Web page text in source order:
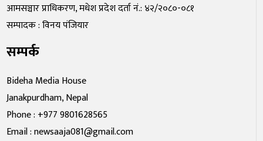
आमसञ्चार प्राधिकरण, मधेश प्रदेश दर्ता नं.: ४२/२०८०-०८१
सम्पादक : विनय पंजियार
सम्पर्क
Bideha Media House
Janakpurdham, Nepal
Phone : +977 9801628565
Email : newsaaja081@gmail.com